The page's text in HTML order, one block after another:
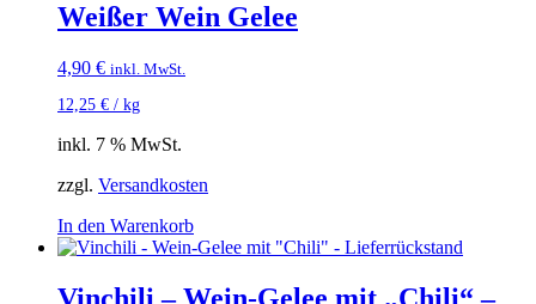
Weißer Wein Gelee
4,90 € inkl. MwSt.
12,25 € / kg
inkl. 7 % MwSt.
zzgl. Versandkosten
In den Warenkorb